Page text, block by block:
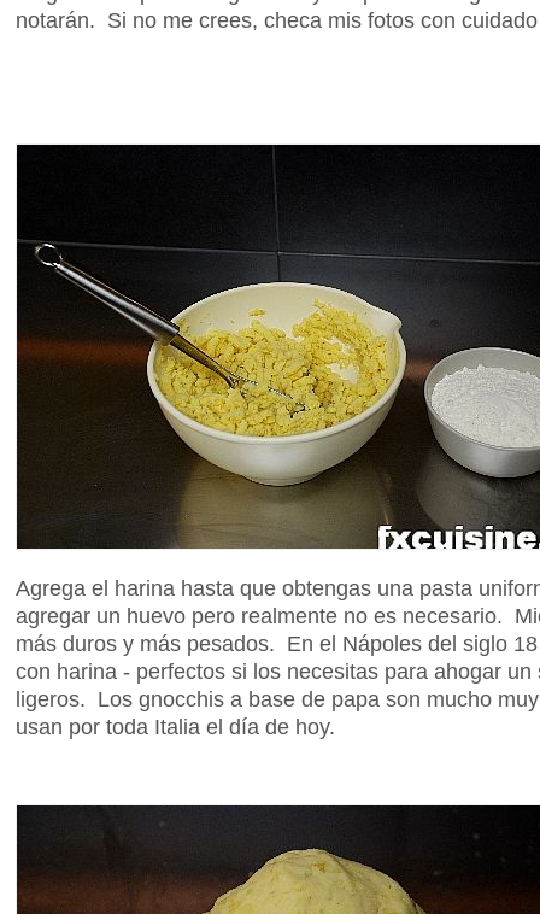
notarán. Si no me crees, checa mis fotos con
Agrega el harina hasta que obtengas una pasta
agregar un huevo pero realmente no es necesario.
más duros y más pesados. En el Nápoles del siglo
con harina - perfectos si los necesitas para ahogar
ligeros. Los gnocchis a base de papa son mucho
usan por toda Italia el día de hoy.